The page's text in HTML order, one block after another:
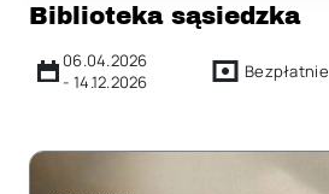
Biblioteka sąsiedzka
06.04.2026
- 14.12.2026 Bezpłatnie